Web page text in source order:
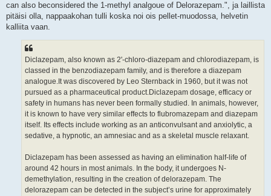
can also beconsidered the 1-methyl analgoue of Delorazepam.", ja laillista
pitäisi olla, nappaakohan tulli koska noi ois pellet-muodossa, helvetin
kalliita vaan.
Diclazepam, also known as 2'-chloro-diazepam and chlorodiazepam, is
classed in the benzodiazepam family, and is therefore a diazepam
analogue.It was discovered by Leo Sternback in 1960, but it was not
pursued as a pharmaceutical product.Diclazepam dosage, efficacy or
safety in humans has never been formally studied. In animals, however,
it is known to have very similar effects to flubromazepam and diazepam
itself. Its effects include working as an anticonvulsant and anxiolytic, a
sedative, a hypnotic, an amnesiac and as a skeletal muscle relaxant.
Diclazepam has been assessed as having an elimination half-life of
around 42 hours in most animals. In the body, it undergoes N-
demethylation, resulting in the creation of delorazepam. The
delorazepam can be detected in the subject’s urine for approximately